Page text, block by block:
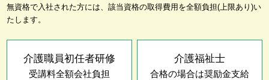
無資格で入社された方には、該当資格の取得費用を全額負担(上限あり)い
たします。
介護職員初任者研修
受講料全額会社負担
介護福祉士
合格の場合は奨励金支給